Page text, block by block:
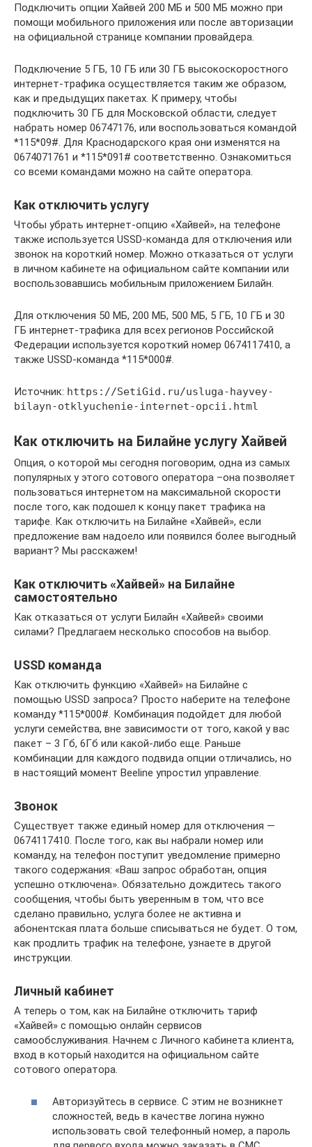
Подключить опции Хайвей 200 МБ и 500 МБ можно при
помощи мобильного приложения или после авторизации
на официальной странице компании провайдера.
Подключение 5 ГБ, 10 ГБ или 30 ГБ высокоскоростного
интернет-трафика осуществляется таким же образом,
как и предыдущих пакетах. К примеру, чтобы
подключить 30 ГБ для Московской области, следует
набрать номер 06747176, или воспользоваться командой
*115*09#. Для Краснодарского края они изменятся на
0674071761 и *115*091# соответственно. Ознакомиться
со всеми командами можно на сайте оператора.
Как отключить услугу
Чтобы убрать интернет-опцию «Хайвей», на телефоне
также используется USSD-команда для отключения или
звонок на короткий номер. Можно отказаться от услуги
в личном кабинете на официальном сайте компании или
воспользовавшись мобильным приложением Билайн.
Для отключения 50 МБ, 200 МБ, 500 МБ, 5 ГБ, 10 ГБ и 30
ГБ интернет-трафика для всех регионов Российской
Федерации используется короткий номер 0674117410, а
также USSD-команда *115*000#.
Источник: https://SetiGid.ru/usluga-hayvey-
bilayn-otklyuchenie-internet-opcii.html
Как отключить на Билайне услугу Хайвей
Опция, о которой мы сегодня поговорим, одна из самых
популярных у этого сотового оператора –она позволяет
пользоваться интернетом на максимальной скорости
после того, как подошел к концу пакет трафика на
тарифе. Как отключить на Билайне «Хайвей», если
предложение вам надоело или появился более выгодный
вариант? Мы расскажем!
Как отключить «Хайвей» на Билайне
самостоятельно
Как отказаться от услуги Билайн «Хайвей» своими
силами? Предлагаем несколько способов на выбор.
USSD команда
Как отключить функцию «Хайвей» на Билайне с
помощью USSD запроса? Просто наберите на телефоне
команду *115*000#. Комбинация подойдет для любой
услуги семейства, вне зависимости от того, какой у вас
пакет – 3 Гб, 6Гб или какой-либо еще. Раньше
комбинации для каждого подвида опции отличались, но
в настоящий момент Beeline упростил управление.
Звонок
Существует также единый номер для отключения —
0674117410. После того, как вы набрали номер или
команду, на телефон поступит уведомление примерно
такого содержания: «Ваш запрос обработан, опция
успешно отключена». Обязательно дождитесь такого
сообщения, чтобы быть уверенным в том, что все
сделано правильно, услуга более не активна и
абонентская плата больше списываться не будет. О том,
как продлить трафик на телефоне, узнаете в другой
инструкции.
Личный кабинет
А теперь о том, как на Билайне отключить тариф
«Хайвей» с помощью онлайн сервисов
самообслуживания. Начнем с Личного кабинета клиента,
вход в который находится на официальном сайте
сотового оператора.
Авторизуйтесь в сервисе. С этим не возникнет
сложностей, ведь в качестве логина нужно
использовать свой телефонный номер, а пароль